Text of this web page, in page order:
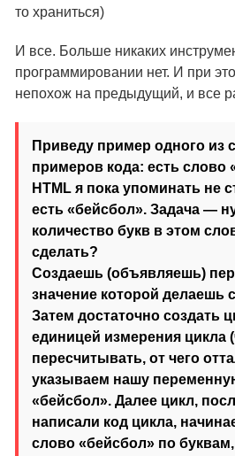
то храниться)
И все. Больше никаких
программировании нет. И при
непохож на предыдущий, и все
Приведу пример одного из
примеров кода: есть слово
HTML я пока упоминать не
есть «бейсбол». Задача —
количество букв в этом
сделать?
Создаешь (объявляешь)
значение которой делаешь
Затем достаточно создать
единицей измерения цикла
пересчитывать, от чего
указываем нашу
«бейсбол». Далее цикл,
написали код цикла,
слово «бейсбол» по